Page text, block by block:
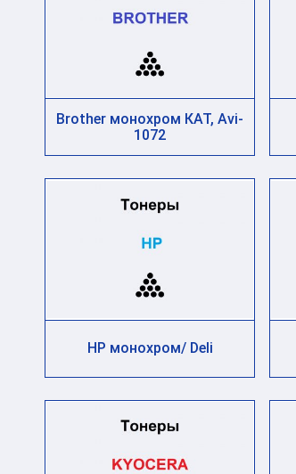
Brother монохром КАТ, Avi-
1072
HP монохром/ Deli